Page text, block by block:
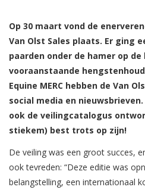
Op 30 maart vond de
Van Olst Sales plaats. Er ging
paarden onder de hamer op
vooraanstaande
Equine MERC hebben de Van
social media en
ook de veilingcatalogus
stiekem) best trots op zijn!
De veiling was een groot succes,
ook tevreden: “Deze editie was
belangstelling, een internationaal